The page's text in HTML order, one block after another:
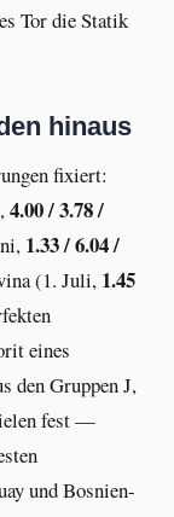
Tor die Statik
hinaus
fixiert:
4.00 / 3.78 /
1.33 / 6.04 /
(1. Juli, 1.45
eines
den Gruppen J,
fest —
und Bosnien-